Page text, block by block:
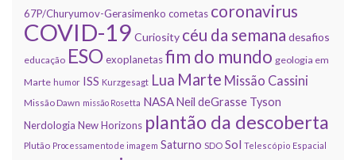
67P/Churyumov-Gerasimenko cometas coronavirus
COVID-19 Curiosity céu da semana desafios
educação ESOexoplanetasfim do mundo geologia em
Marte humor ISS Kurzgesagt Lua Marte Missão Cassini
Missão Dawn missão Rosetta NASANeil deGrasse Tyson
Nerdologia New Horizons plantão da descoberta
Plutão Processamento de imagem Saturno SDO Sol Telescópio Espacial